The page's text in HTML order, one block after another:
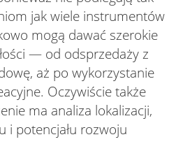
jak wiele instrumentów
mogą dawać szerokie
— od odsprzedaży z
aż po wykorzystanie
Oczywiście także
ma analiza lokalizacji,
i potencjału rozwoju